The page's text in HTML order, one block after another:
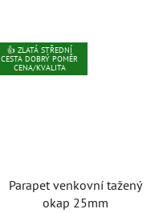
👍 ZLATÁ STŘEDNÍ
CESTA DOBRÝ POMĚR
CENA/KVALITA
Parapet venkovní tažený
okap 25mm